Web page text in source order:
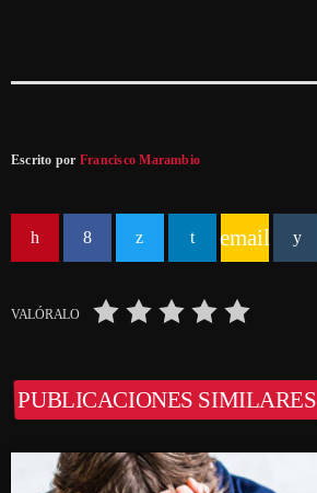
Escrito por Francisco Marambio
email
VALÓRALO
PUBLICACIONES SIMILARES